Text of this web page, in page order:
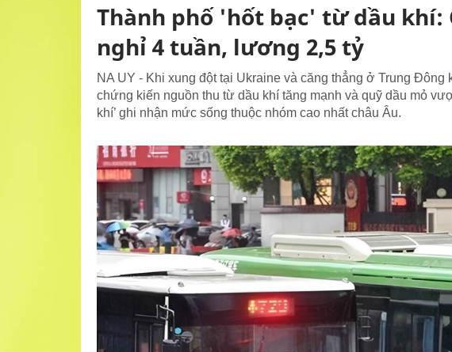
Thành phố 'hốt bạc' từ dầu khí:
nghỉ 4 tuần, lương 2,5 tỷ
NA UY - Khi xung đột tại Ukraine và căng thẳng ở Trung
chứng kiến nguồn thu từ dầu khí tăng mạnh và quỹ dầu mỏ
khí’ ghi nhận mức sống thuộc nhóm cao nhất châu Âu.